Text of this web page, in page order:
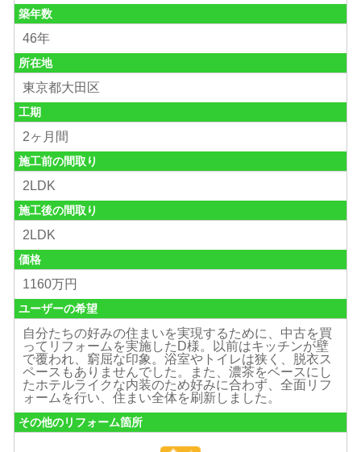
築年数
46年
所在地
東京都大田区
工期
2ヶ月間
施工前の間取り
2LDK
施工後の間取り
2LDK
価格
1160万円
ユーザーの希望
自分たちの好みの住まいを実現するために、中古を買
ってリフォームを実施したD様。以前はキッチンが壁
で覆われ、窮屈な印象。浴室やトイレは狭く、脱衣ス
ペースもありませんでした。また、濃茶をベースにし
たホテルライクな内装のため好みに合わず、全面リフ
ォームを行い、住まい全体を刷新しました。
その他のリフォーム箇所